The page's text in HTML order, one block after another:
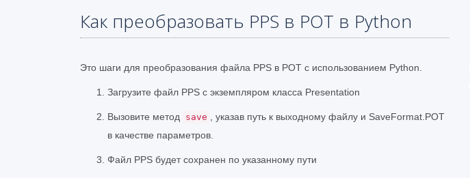
Как преобразовать PPS в POT в Python
Это шаги для преобразования файла PPS в POT с использованием Python.
Загрузите файл PPS с экземпляром класса Presentation
Вызовите метод save
, указав путь к выходному файлу и SaveFormat.POT
в качестве параметров.
Файл PPS будет сохранен по указанному пути